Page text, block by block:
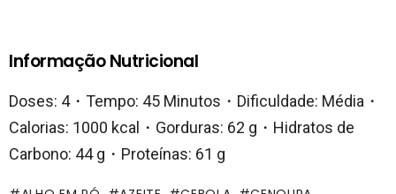
Informação Nutricional
Doses: 4・Tempo: 45 Minutos・Dificuldade: Média・
Calorias: 1000 kcal・Gorduras: 62 g・Hidratos de
Carbono: 44 g・Proteínas: 61 g